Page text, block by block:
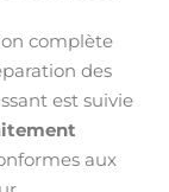
complète
des
est suivie
aux